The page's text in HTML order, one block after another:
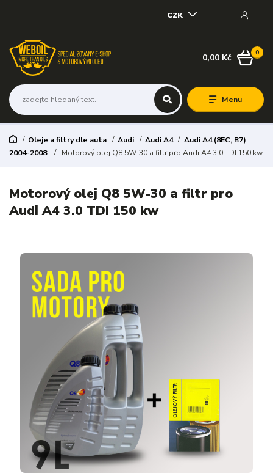
Menu
CZK
0
0,00 Kč
Oleje a filtry dle auta Audi Audi A4
Audi A4 (8EC, B7)
2004-2008
Motorový olej Q8 5W-30 a filtr pro Audi A4 3.0 TDI 150 kw
Motorový olej Q8 5W-30 a filtr pro
Audi A4 3.0 TDI 150 kw